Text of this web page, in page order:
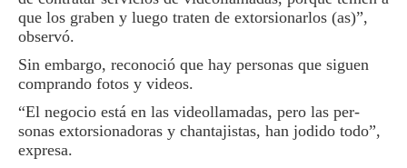
que los graben y luego traten de extorsio­narlos (as)”,
observó.
Sin embargo, reconoció que hay personas que si­guen
comprando fotos y vi­deos.
“El negocio está en las vi­deollamadas, pero las per­
sonas extorsionadoras y chantajistas, han jodido to­do”,
expresa.